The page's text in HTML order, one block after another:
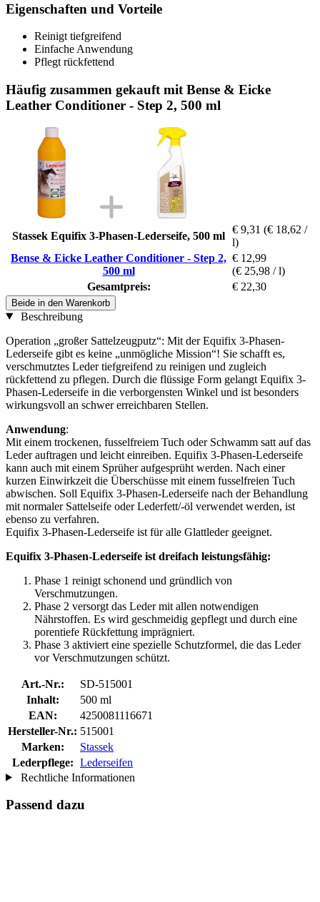
Eigenschaften und Vorteile
Reinigt tiefgreifend
Einfache Anwendung
Pflegt rückfettend
Häufig zusammen gekauft mit Bense & Eicke
Leather Conditioner - Step 2, 500 ml
Stassek Equifix 3-Phasen-Lederseife, 500 ml
€ 9,31 (€ 18,62 /
l)
Bense & Eicke Leather Conditioner - Step 2,
500 ml
€ 12,99
(€ 25,98 / l)
Gesamtpreis:
€ 22,30
Beide in den Warenkorb
Beschreibung
Operation „großer Sattelzeugputz“: Mit der Equifix 3-Phasen-
Lederseife gibt es keine „unmögliche Mission“! Sie schafft es,
verschmutztes Leder tiefgreifend zu reinigen und zugleich
rückfettend zu pflegen. Durch die flüssige Form gelangt Equifix 3-
Phasen-Lederseife in die verborgensten Winkel und ist besonders
wirkungsvoll an schwer erreichbaren Stellen.
Anwendung:
Mit einem trockenen, fusselfreiem Tuch oder Schwamm satt auf das
Leder auftragen und leicht einreiben. Equifix 3-Phasen-Lederseife
kann auch mit einem Sprüher aufgesprüht werden. Nach einer
kurzen Einwirkzeit die Überschüsse mit einem fusselfreien Tuch
abwischen. Soll Equifix 3-Phasen-Lederseife nach der Behandlung
mit normaler Sattelseife oder Lederfett/-öl verwendet werden, ist
ebenso zu verfahren.
Equifix 3-Phasen-Lederseife ist für alle Glattleder geeignet.
Equifix 3-Phasen-Lederseife ist dreifach leistungsfähig:
Phase 1 reinigt schonend und gründlich von
Verschmutzungen.
Phase 2 versorgt das Leder mit allen notwendigen
Nährstoffen. Es wird geschmeidig gepflegt und durch eine
porentiefe Rückfettung imprägniert.
Phase 3 aktiviert eine spezielle Schutzformel, die das Leder
vor Verschmutzungen schützt.
Art.-Nr.:
SD-515001
Inhalt:
500 ml
EAN:
4250081116671
Hersteller-Nr.: 515001
Marken:
Stassek
Lederpflege: Lederseifen
Rechtliche Informationen
Passend dazu